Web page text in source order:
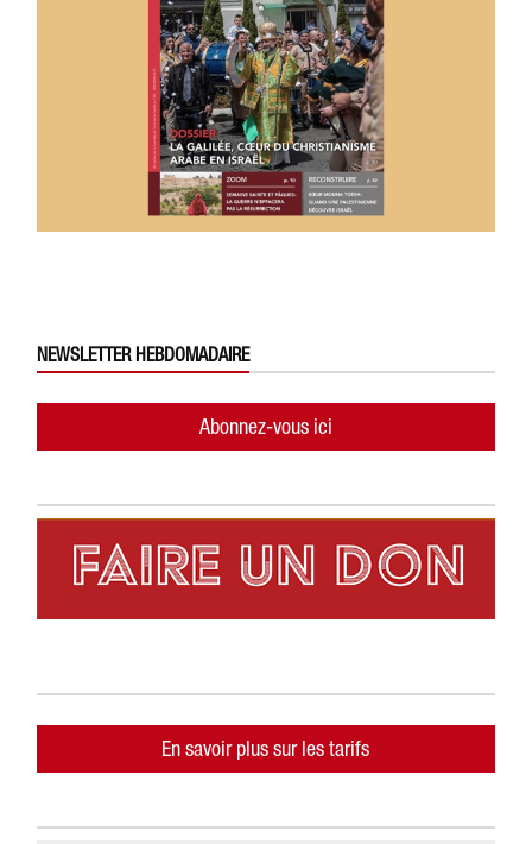
NEWSLETTER HEBDOMADAIRE
Abonnez-vous ici
En savoir plus sur les tarifs